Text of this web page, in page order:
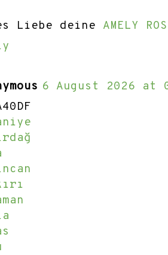
Liebe deine AMELY
6 August 2026 at